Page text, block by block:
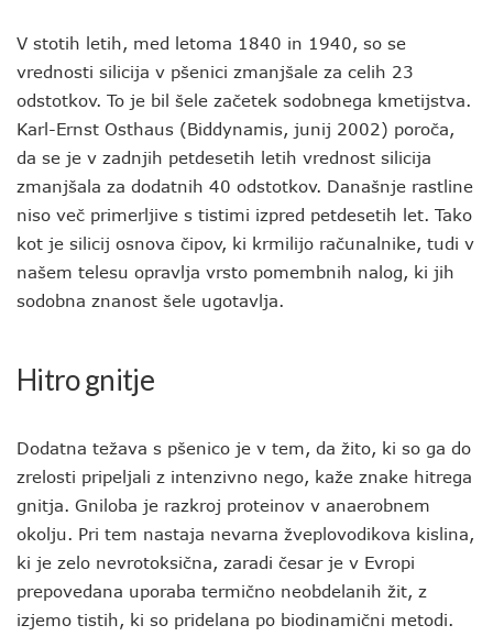
V stotih letih, med letoma 1840 in 1940, so se
vrednosti silicija v pšenici zmanjšale za celih 23
odstotkov. To je bil šele začetek sodobnega kmetijstva.
Karl-Ernst Osthaus (Biddynamis, junij 2002) poroča,
da se je v zadnjih petdesetih letih vrednost silicija
zmanjšala za dodatnih 40 odstotkov. Današnje rastline
niso več primerljive s tistimi izpred petdesetih let. Tako
kot je silicij osnova čipov, ki krmilijo računalnike, tudi v
našem telesu opravlja vrsto pomembnih nalog, ki jih
sodobna znanost šele ugotavlja.
Hitro gnitje
Dodatna težava s pšenico je v tem, da žito, ki so ga do
zrelosti pripeljali z intenzivno nego, kaže znake hitrega
gnitja. Gniloba je razkroj proteinov v anaerobnem
okolju. Pri tem nastaja nevarna žveplovodikova kislina,
ki je zelo nevrotoksična, zaradi česar je v Evropi
prepovedana uporaba termično neobdelanih žit, z
izjemo tistih, ki so pridelana po biodinamični metodi.